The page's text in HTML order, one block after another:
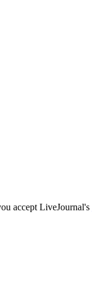
accept LiveJournal's